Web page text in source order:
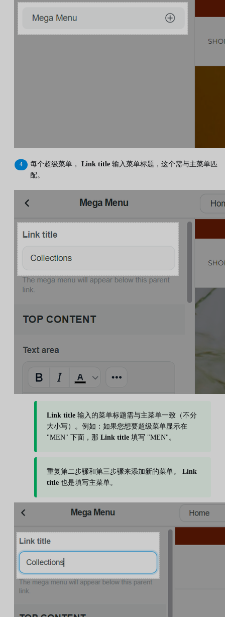
每个超级菜单， Link title 输入菜单标题，这个需与主菜单匹
配。
Link title 输入的菜单标题需与主菜单一致（不分
大小写）。例如：如果您想要超级菜单显示在
"MEN" 下面，那 Link title 填写 "MEN"。
重复第二步骤和第三步骤来添加新的菜单。 Link
title 也是填写主菜单。